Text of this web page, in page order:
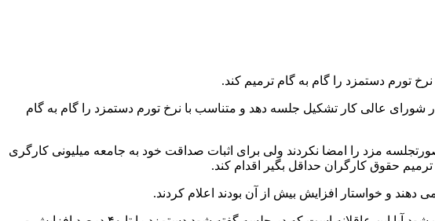
تورم دستمزد را گام به گام ترمیم کند.
عالی کار تشکیل جلسه دهد و متناسب با نرخ تورم دستمزد را گام به گام
مزد را امضا نکردند ولی برای اثبات صداقت خود به جامعه میلیونی کارگری
حقوق کارگران حداقل بگیر اقدام کند.